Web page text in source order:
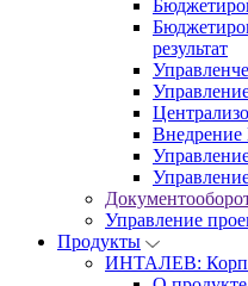
результат
Управление
Продукты
ИНТАЛЕВ: